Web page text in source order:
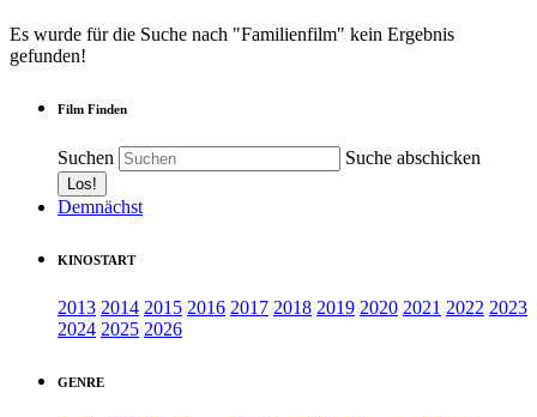
Es wurde für die Suche nach "Familienfilm" kein Ergebnis
gefunden!
Film Finden
Suchen Suche abschicken
Demnächst
KINOSTART
2013 2014 2015 2016 2017 2018 2019 2020 2021 2022 2023
2024 2025 2026
GENRE